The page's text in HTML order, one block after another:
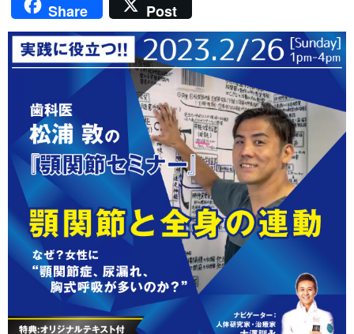
Share Post